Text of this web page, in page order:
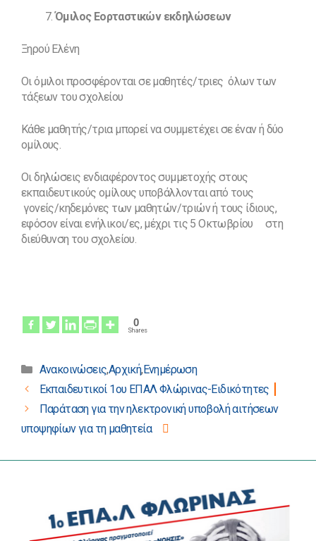
Όμιλος Εορταστικών εκδηλώσεων
Ξηρού Ελένη
Οι όμιλοι προσφέρονται σε μαθητές/τριες όλων των
τάξεων του σχολείου
Κάθε μαθητής/τρια μπορεί να συμμετέχει σε έναν ή δύο
ομίλους.
Οι δηλώσεις ενδιαφέροντος συμμετοχής στους
εκπαιδευτικούς ομίλους υποβάλλονται από τους
γονείς/κηδεμόνες των μαθητών/τριών ή τους ίδιους,
εφόσον είναι ενήλικοι/ες, μέχρι τις 5 Οκτωβρίου στη
διεύθυνση του σχολείου.
0
Shares
Κατηγορίες
Ανακοινώσεις,Αρχική,Ενημέρωση
Πλοήγηση
άρθρων
Εκπαιδευτικοί 1ου ΕΠΑΛ Φλώρινας-Ειδικότητες
Παράταση για την ηλεκτρονική υποβολή αιτήσεων
υποψηφίων για τη μαθητεία